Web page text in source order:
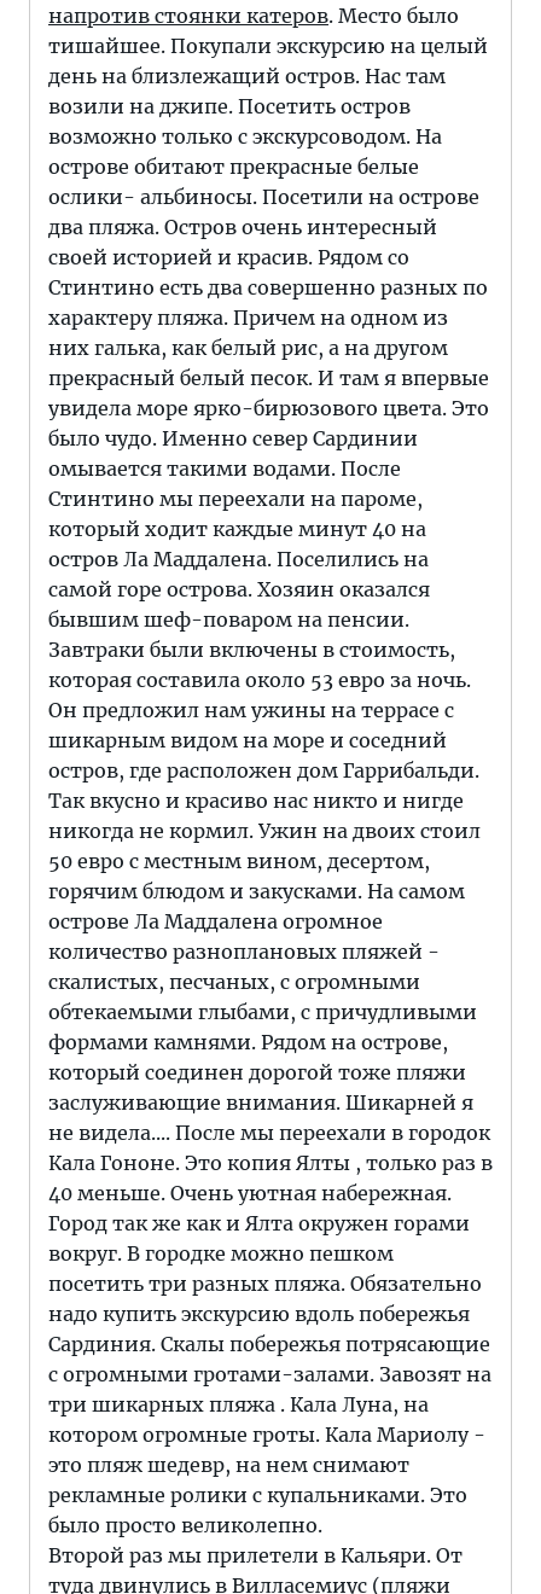
напротив стоянки катеров. Место было
тишайшее. Покупали экскурсию на целый
день на близлежащий остров. Нас там
возили на джипе. Посетить остров
возможно только с экскурсоводом. На
острове обитают прекрасные белые
ослики- альбиносы. Посетили на острове
два пляжа. Остров очень интересный
своей историей и красив. Рядом со
Стинтино есть два совершенно разных по
характеру пляжа. Причем на одном из
них галька, как белый рис, а на другом
прекрасный белый песок. И там я впервые
увидела море ярко-бирюзового цвета. Это
было чудо. Именно север Сардинии
омывается такими водами. После
Стинтино мы переехали на пароме,
который ходит каждые минут 40 на
остров Ла Маддалена. Поселились на
самой горе острова. Хозяин оказался
бывшим шеф-поваром на пенсии.
Завтраки были включены в стоимость,
которая составила около 53 евро за ночь.
Он предложил нам ужины на террасе с
шикарным видом на море и соседний
остров, где расположен дом Гаррибальди.
Так вкусно и красиво нас никто и нигде
никогда не кормил. Ужин на двоих стоил
50 евро с местным вином, десертом,
горячим блюдом и закусками. На самом
острове Ла Маддалена огромное
количество разноплановых пляжей -
скалистых, песчаных, с огромными
обтекаемыми глыбами, с причудливыми
формами камнями. Рядом на острове,
который соединен дорогой тоже пляжи
заслуживающие внимания. Шикарней я
не видела.... После мы переехали в городок
Кала Гононе. Это копия Ялты , только раз в
40 меньше. Очень уютная набережная.
Город так же как и Ялта окружен горами
вокруг. В городке можно пешком
посетить три разных пляжа. Обязательно
надо купить экскурсию вдоль побережья
Сардиния. Скалы побережья потрясающие
с огромными гротами-залами. Завозят на
три шикарных пляжа . Кала Луна, на
котором огромные гроты. Кала Мариолу -
это пляж шедевр, на нем снимают
рекламные ролики с купальниками. Это
было просто великолепно.
Второй раз мы прилетели в Кальяри. От
туда двинулись в Вилласемиус (пляжи